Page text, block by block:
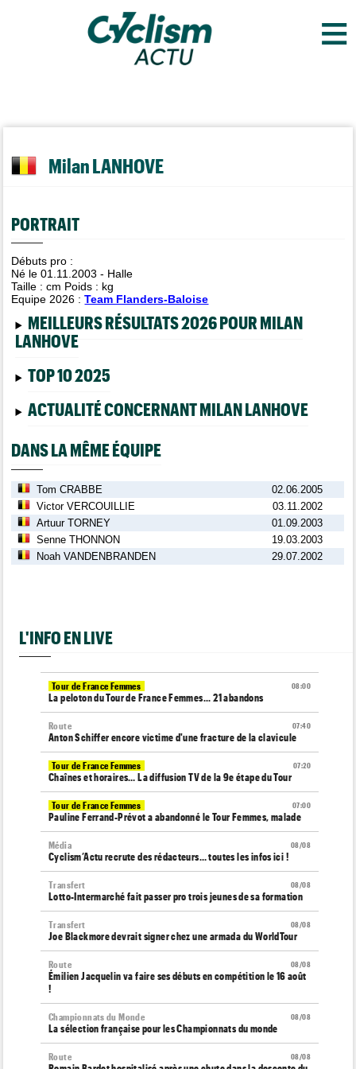
≡
Milan LANHOVE
PORTRAIT
Débuts pro :
Né le 01.11.2003 - Halle
Taille :cm Poids : kg
Equipe 2026 :Team Flanders-Baloise
MEILLEURS RÉSULTATS 2026 POUR MILAN
LANHOVE
TOP 10 2025
ACTUALITÉ CONCERNANT MILAN LANHOVE
DANS LA MÊME ÉQUIPE
Tom CRABBE
02.06.2005
Victor VERCOUILLIE
03.11.2002
Artuur TORNEY
01.09.2003
Senne THONNON
19.03.2003
Noah VANDENBRANDEN
29.07.2002
L'INFO EN LIVE
08:00
Tour de France Femmes
La peloton du Tour de France Femmes... 21 abandons
07:40
Route
Anton Schiffer encore victime d'une fracture de la clavicule
07:20
Tour de France Femmes
Chaînes et horaires… La diffusion TV de la 9e étape du Tour
07:00
Tour de France Femmes
Pauline Ferrand-Prévot a abandonné le Tour Femmes, malade
08/08
Média
Cyclism’Actu recrute des rédacteurs… toutes les infos ici !
08/08
Transfert
Lotto-Intermarché fait passer pro trois jeunes de sa formation
08/08
Transfert
Joe Blackmore devrait signer chez une armada du WorldTour
08/08
Route
Émilien Jacquelin va faire ses débuts en compétition le 16 août
!
08/08
Championnats du Monde
La sélection française pour les Championnats du monde
08/08
Route